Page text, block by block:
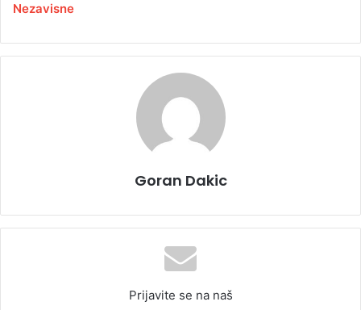
Nezavisne
Goran Dakic
Prijavite se na naš